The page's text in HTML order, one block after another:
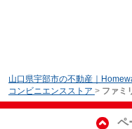
山口県宇部市の不動産｜
コンビニエンスストア > ファミ
ペ